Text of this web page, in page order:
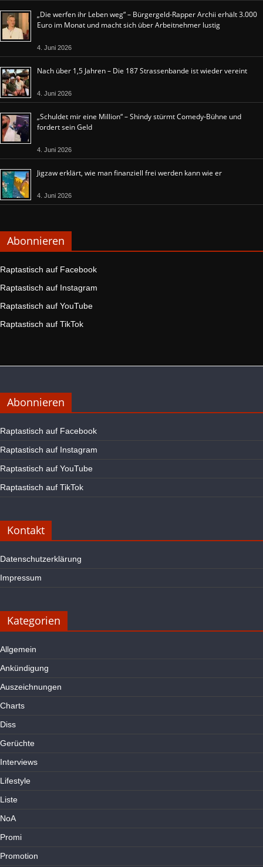
„Die werfen ihr Leben weg“ – Bürgergeld-Rapper Archii erhält 3.000
Euro im Monat und macht sich über Arbeitnehmer lustig
4. Juni 2026
Nach über 1,5 Jahren – Die 187 Strassenbande ist wieder vereint
4. Juni 2026
„Schuldet mir eine Million“ – Shindy stürmt Comedy-Bühne und
fordert sein Geld
4. Juni 2026
Jigzaw erklärt, wie man finanziell frei werden kann wie er
4. Juni 2026
Abonnieren
Raptastisch auf Facebook
Raptastisch auf Instagram
Raptastisch auf YouTube
Raptastisch auf TikTok
Abonnieren
Raptastisch auf Facebook
Raptastisch auf Instagram
Raptastisch auf YouTube
Raptastisch auf TikTok
Kontakt
Datenschutzerklärung
Impressum
Kategorien
Allgemein
Ankündigung
Auszeichnungen
Charts
Diss
Gerüchte
Interviews
Lifestyle
Liste
NoA
Promi
Promotion